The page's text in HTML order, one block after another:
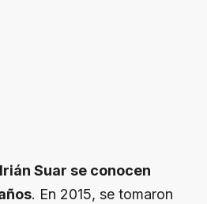
Suar se conocen
. En 2015, se tomaron